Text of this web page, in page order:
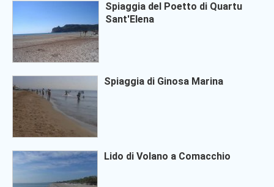
Spiaggia del Poetto di Quartu
Sant'Elena
Spiaggia di Ginosa Marina
Lido di Volano a Comacchio